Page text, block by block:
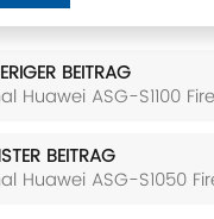
BEITRAG
Huawei ASG-S1100
BEITRAG
Huawei ASG-S1050